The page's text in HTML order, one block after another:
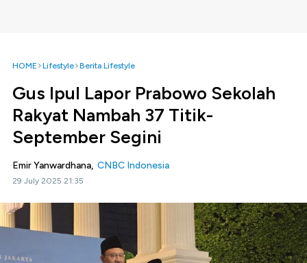
HOME Lifestyle Berita Lifestyle
Gus Ipul Lapor Prabowo Sekolah
Rakyat Nambah 37 Titik-
September Segini
Emir Yanwardhana, CNBC Indonesia
29 July 2025 21:35